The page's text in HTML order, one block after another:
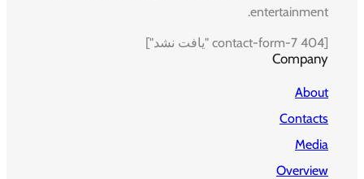
entertainment.
[contact-form-7 404 "یافت نشد"]
Company
About
Contacts
Media
Overview